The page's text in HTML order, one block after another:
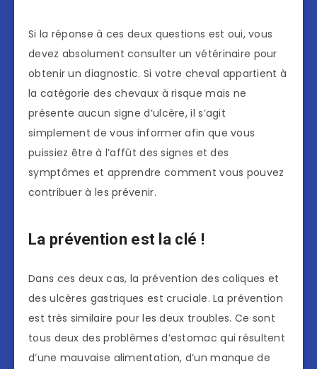
Si la réponse à ces deux questions est oui, vous
devez absolument consulter un vétérinaire pour
obtenir un diagnostic. Si votre cheval appartient à
la catégorie des chevaux à risque mais ne
présente aucun signe d’ulcère, il s’agit
simplement de vous informer afin que vous
puissiez être à l’affût des signes et des
symptômes et apprendre comment vous pouvez
contribuer à les prévenir.
La prévention est la clé !
Dans ces deux cas, la prévention des coliques et
des ulcères gastriques est cruciale. La prévention
est très similaire pour les deux troubles. Ce sont
tous deux des problèmes d’estomac qui résultent
d’une mauvaise alimentation, d’un manque de